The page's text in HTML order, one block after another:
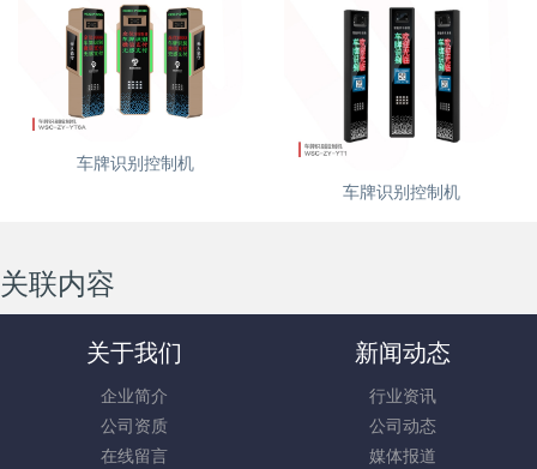
车牌识别控制机
车牌识别控制机
关联内容
关于我们
企业简介
公司资质
在线留言
新闻动态
行业资讯
公司动态
媒体报道